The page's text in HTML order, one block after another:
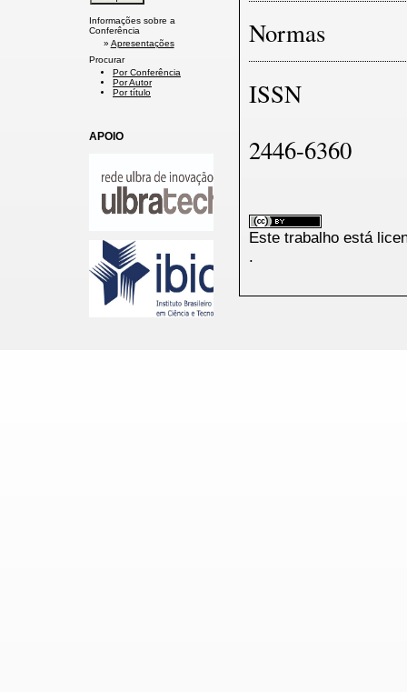
Informações sobre a
Conferência
» Apresentações
Procurar
Por Conferência
Por Autor
Por título
APOIO
Normas
ISSN
2446-6360
Este trabalho está
.